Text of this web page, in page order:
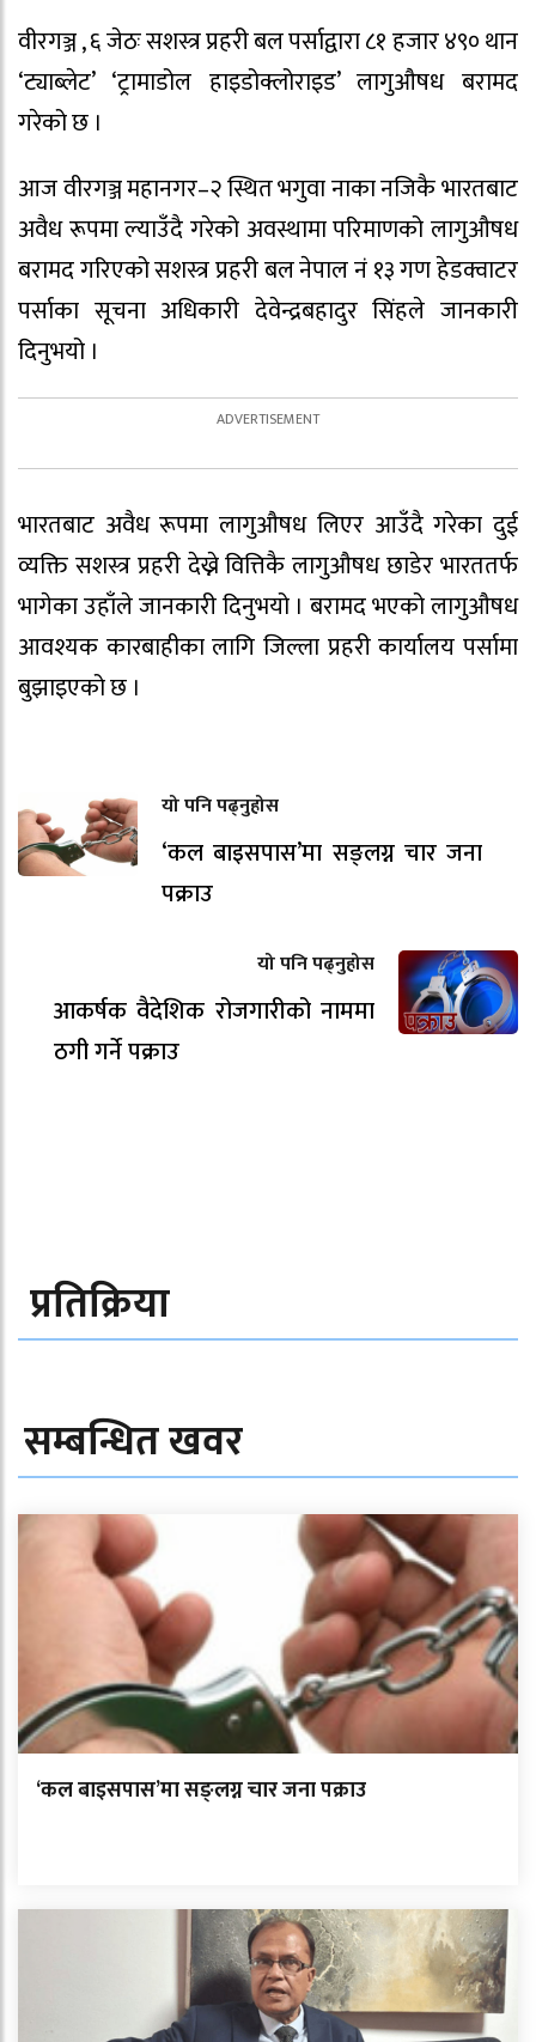
वीरगञ्ज , ६ जेठः सशस्त्र प्रहरी बल पर्साद्वारा ८१ हजार ४९० थान
‘ट्याब्लेट’ ‘ट्रामाडोल हाइडोक्लोराइड’ लागुऔषध बरामद
गरेको छ ।
आज वीरगञ्ज महानगर–२ स्थित भगुवा नाका नजिकै भारतबाट
अवैध रूपमा ल्याउँदै गरेको अवस्थामा परिमाणको लागुऔषध
बरामद गरिएको सशस्त्र प्रहरी बल नेपाल नं १३ गण हेडक्वाटर
पर्साका सूचना अधिकारी देवेन्द्रबहादुर सिंहले जानकारी
दिनुभयो ।
भारतबाट अवैध रूपमा लागुऔषध लिएर आउँदै गरेका दुई
व्यक्ति सशस्त्र प्रहरी देख्ने वित्तिकै लागुऔषध छाडेर भारततर्फ
भागेका उहाँले जानकारी दिनुभयो । बरामद भएको लागुऔषध
आवश्यक कारबाहीका लागि जिल्ला प्रहरी कार्यालय पर्सामा
बुझाइएको छ ।
यो पनि पढ्नुहोस
‘कल बाइसपास’मा सङ्लग्न चार जना
पक्राउ
यो पनि पढ्नुहोस
आकर्षक वैदेशिक रोजगारीको नाममा
ठगी गर्ने पक्राउ
प्रतिक्रिया
सम्बन्धित खवर
‘कल बाइसपास’मा सङ्लग्न चार जना पक्राउ